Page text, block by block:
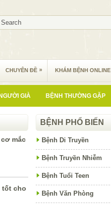
CHUYÊN ĐỀ » KHÁM BỆNH ONLINE
GIÀ BỆNH THƯỜNG GẶP
mắc
tốt cho
BỆNH PHỔ BIẾN
Bệnh Di Truyền
Bệnh Truyền Nhiễm
Bệnh Tuổi Teen
Bệnh Văn Phòng